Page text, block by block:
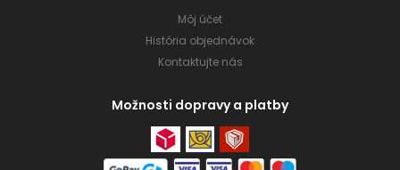
Môj účet
História objednávok
Kontaktujte nás
Možnosti dopravy a platby